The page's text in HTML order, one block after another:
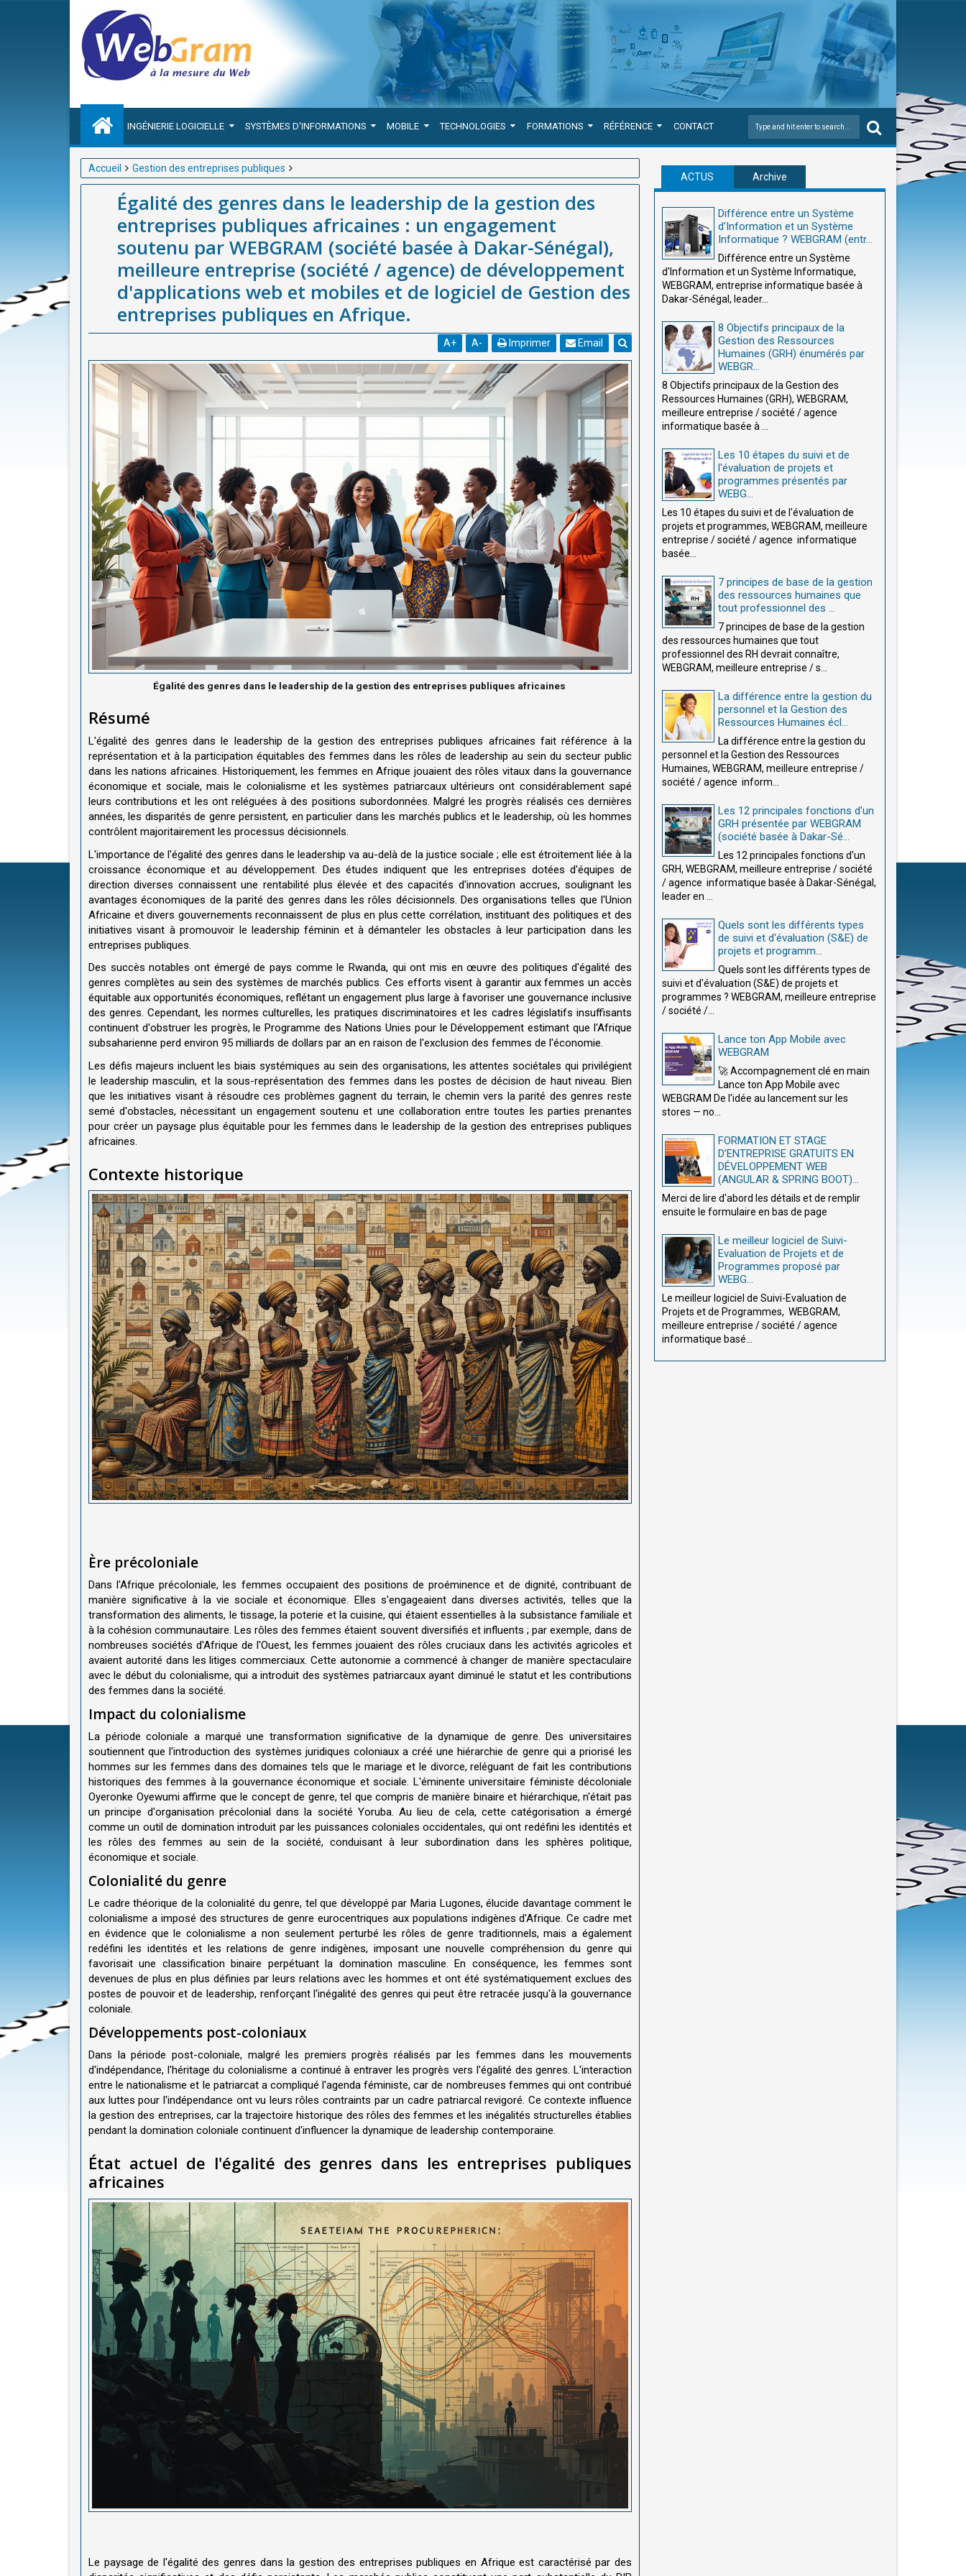
INGÉNIERIE LOGICIELLE SYSTÈMES D'INFORMATIONS MOBILE TECHNOLOGIES FORMATIONS RÉFÉRENCE CONTACT
Accueil
Gestion des entreprises publiques
Égalité des genres dans le leadership de la gestion des entreprises publiques africaines : un engagement soutenu par
WEBGRAM (société basée à Dakar-Sénégal), meilleure entreprise (société / agence) de développement d'applications
web et mobiles et de logiciel de Gestion des entreprises publiques en Afrique.
Égalité des genres dans le leadership de la gestion des
entreprises publiques africaines : un engagement
soutenu par WEBGRAM (société basée à Dakar-Sénégal),
meilleure entreprise (société / agence) de développement
d'applications web et mobiles et de logiciel de Gestion des
entreprises publiques en Afrique.
A+ A- Imprimer Email
Égalité des genres dans le leadership de la gestion des entreprises publiques africaines
Résumé
L'égalité des genres dans le leadership de la gestion des entreprises publiques africaines fait référence à la
représentation et à la participation équitables des femmes dans les rôles de leadership au sein du secteur public
dans les nations africaines. Historiquement, les femmes en Afrique jouaient des rôles vitaux dans la gouvernance
économique et sociale, mais le colonialisme et les systèmes patriarcaux ultérieurs ont considérablement sapé
leurs contributions et les ont reléguées à des positions subordonnées. Malgré les progrès réalisés ces dernières
années, les disparités de genre persistent, en particulier dans les marchés publics et le leadership, où les hommes
contrôlent majoritairement les processus décisionnels.
L'importance de l'égalité des genres dans le leadership va au-delà de la justice sociale ; elle est étroitement liée à la
croissance économique et au développement. Des études indiquent que les entreprises dotées d'équipes de
direction diverses connaissent une rentabilité plus élevée et des capacités d'innovation accrues, soulignant les
avantages économiques de la parité des genres dans les rôles décisionnels. Des organisations telles que l'Union
Africaine et divers gouvernements reconnaissent de plus en plus cette corrélation, instituant des politiques et des
initiatives visant à promouvoir le leadership féminin et à démanteler les obstacles à leur participation dans les
entreprises publiques.
Des succès notables ont émergé de pays comme le Rwanda, qui ont mis en œuvre des politiques d'égalité des
genres complètes au sein des systèmes de marchés publics. Ces efforts visent à garantir aux femmes un accès
équitable aux opportunités économiques, reflétant un engagement plus large à favoriser une gouvernance inclusive
des genres. Cependant, les normes culturelles, les pratiques discriminatoires et les cadres législatifs insuffisants
continuent d'obstruer les progrès, le Programme des Nations Unies pour le Développement estimant que l'Afrique
subsaharienne perd environ 95 milliards de dollars par an en raison de l'exclusion des femmes de l'économie.
Les défis majeurs incluent les biais systémiques au sein des organisations, les attentes sociétales qui privilégient
le leadership masculin, et la sous-représentation des femmes dans les postes de décision de haut niveau. Bien
que les initiatives visant à résoudre ces problèmes gagnent du terrain, le chemin vers la parité des genres reste
semé d'obstacles, nécessitant un engagement soutenu et une collaboration entre toutes les parties prenantes
pour créer un paysage plus équitable pour les femmes dans le leadership de la gestion des entreprises publiques
africaines.
Contexte historique
Ère précoloniale
Dans l'Afrique précoloniale, les femmes occupaient des positions de proéminence et de dignité, contribuant de
manière significative à la vie sociale et économique. Elles s'engageaient dans diverses activités, telles que la
transformation des aliments, le tissage, la poterie et la cuisine, qui étaient essentielles à la subsistance familiale et
à la cohésion communautaire. Les rôles des femmes étaient souvent diversifiés et influents ; par exemple, dans de
nombreuses sociétés d'Afrique de l'Ouest, les femmes jouaient des rôles cruciaux dans les activités agricoles et
avaient autorité dans les litiges commerciaux. Cette autonomie a commencé à changer de manière spectaculaire
avec le début du colonialisme, qui a introduit des systèmes patriarcaux ayant diminué le statut et les contributions
des femmes dans la société.
Impact du colonialisme
La période coloniale a marqué une transformation significative de la dynamique de genre. Des universitaires
soutiennent que l'introduction des systèmes juridiques coloniaux a créé une hiérarchie de genre qui a priorisé les
hommes sur les femmes dans des domaines tels que le mariage et le divorce, reléguant de fait les contributions
historiques des femmes à la gouvernance économique et sociale. L'éminente universitaire féministe décoloniale
Oyeronke Oyewumi affirme que le concept de genre, tel que compris de manière binaire et hiérarchique, n'était pas
un principe d'organisation précolonial dans la société Yoruba. Au lieu de cela, cette catégorisation a émergé
comme un outil de domination introduit par les puissances coloniales occidentales, qui ont redéfini les identités et
les rôles des femmes au sein de la société, conduisant à leur subordination dans les sphères politique,
économique et sociale.
Colonialité du genre
Le cadre théorique de la colonialité du genre, tel que développé par Maria Lugones, élucide davantage comment le
colonialisme a imposé des structures de genre eurocentriques aux populations indigènes d'Afrique. Ce cadre met
en évidence que le colonialisme a non seulement perturbé les rôles de genre traditionnels, mais a également
redéfini les identités et les relations de genre indigènes, imposant une nouvelle compréhension du genre qui
favorisait une classification binaire perpétuant la domination masculine. En conséquence, les femmes sont
devenues de plus en plus définies par leurs relations avec les hommes et ont été systématiquement exclues des
postes de pouvoir et de leadership, renforçant l'inégalité des genres qui peut être retracée jusqu'à la gouvernance
coloniale.
Développements post-coloniaux
Dans la période post-coloniale, malgré les premiers progrès réalisés par les femmes dans les mouvements
d'indépendance, l'héritage du colonialisme a continué à entraver les progrès vers l'égalité des genres. L'interaction
entre le nationalisme et le patriarcat a compliqué l'agenda féministe, car de nombreuses femmes qui ont contribué
aux luttes pour l'indépendance ont vu leurs rôles contraints par un cadre patriarcal revigoré. Ce contexte influence
la gestion des entreprises, car la trajectoire historique des rôles des femmes et les inégalités structurelles établies
pendant la domination coloniale continuent d'influencer la dynamique de leadership contemporaine.
État actuel de l'égalité des genres dans les entreprises publiques
africaines
Le paysage de l'égalité des genres dans la gestion des entreprises publiques en Afrique est caractérisé par des
ACTUS Archive
Différence entre un Système
d'Information et un Système
Informatique ? WEBGRAM (entr...
Différence entre un Système
d'Information et un Système Informatique,
WEBGRAM, entreprise informatique basée à
Dakar-Sénégal, leader...
8 Objectifs principaux de la
Gestion des Ressources
Humaines (GRH) énumérés par
WEBGR...
8 Objectifs principaux de la Gestion des
Ressources Humaines (GRH), WEBGRAM,
meilleure entreprise / société / agence
informatique basée à ...
Les 10 étapes du suivi et de
l'évaluation de projets et
programmes présentés par
WEBG...
Les 10 étapes du suivi et de l'évaluation de
projets et programmes, WEBGRAM, meilleure
entreprise / société / agence informatique
basée...
7 principes de base de la gestion
des ressources humaines que
tout professionnel des ...
7 principes de base de la gestion
des ressources humaines que tout
professionnel des RH devrait connaître,
WEBGRAM, meilleure entreprise / s...
La différence entre la gestion du
personnel et la Gestion des
Ressources Humaines écl...
La différence entre la gestion du
personnel et la Gestion des Ressources
Humaines, WEBGRAM, meilleure entreprise /
société / agence inform...
Les 12 principales fonctions d'un
GRH présentée par WEBGRAM
(société basée à Dakar-Sé...
Les 12 principales fonctions d'un
GRH, WEBGRAM, meilleure entreprise / société
/ agence informatique basée à Dakar-Sénégal,
leader en ...
Quels sont les différents types
de suivi et d'évaluation (S&E) de
projets et programm...
Quels sont les différents types de
suivi et d'évaluation (S&E) de projets et
programmes ? WEBGRAM, meilleure entreprise
/ société /...
Lance ton App Mobile avec
WEBGRAM
🚀 Accompagnement clé en main
Lance ton App Mobile avec
WEBGRAM De l'idée au lancement sur les
stores — no...
FORMATION ET STAGE
D’ENTREPRISE GRATUITS EN
DÉVELOPPEMENT WEB
(ANGULAR & SPRING BOOT)...
Merci de lire d'abord les détails et de remplir
ensuite le formulaire en bas de page
Le meilleur logiciel de Suivi-
Evaluation de Projets et de
Programmes proposé par
WEBG...
Le meilleur logiciel de Suivi-Evaluation de
Projets et de Programmes, WEBGRAM,
meilleure entreprise / société / agence
informatique basé...